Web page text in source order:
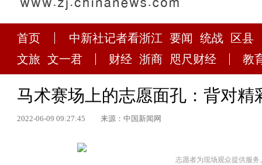
首页 中新社记者看浙江 要闻 统战
区县
文旅 文一君 财经 浙商 咫尺财经 教
马术赛场上的志愿面孔：背对精
2022-06-09 09:27:45 来源：中国新闻网
志愿者为现场观众提供服